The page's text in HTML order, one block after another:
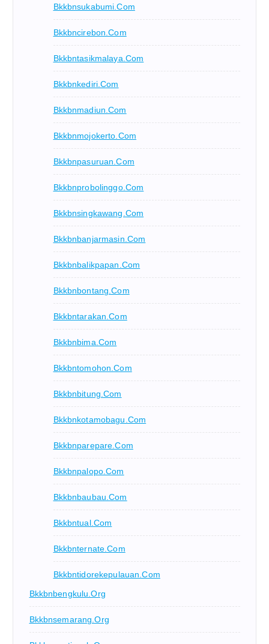
Bkkbnsukabumi.com
Bkkbncirebon.com
Bkkbntasikmalaya.com
Bkkbnkediri.com
Bkkbnmadiun.com
Bkkbnmojokerto.com
Bkkbnpasuruan.com
Bkkbnprobolinggo.com
Bkkbnsingkawang.com
Bkkbnbanjarmasin.com
Bkkbnbalikpapan.com
Bkkbnbontang.com
Bkkbntarakan.com
Bkkbnbima.com
Bkkbntomohon.com
Bkkbnbitung.com
Bkkbnkotamobagu.com
Bkkbnparepare.com
Bkkbnpalopo.com
Bkkbnbaubau.com
Bkkbntual.com
Bkkbnternate.com
Bkkbntidorekepulauan.com
Bkkbnbengkulu.org
Bkkbnsemarang.org